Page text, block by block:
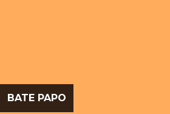
BATE PAPO